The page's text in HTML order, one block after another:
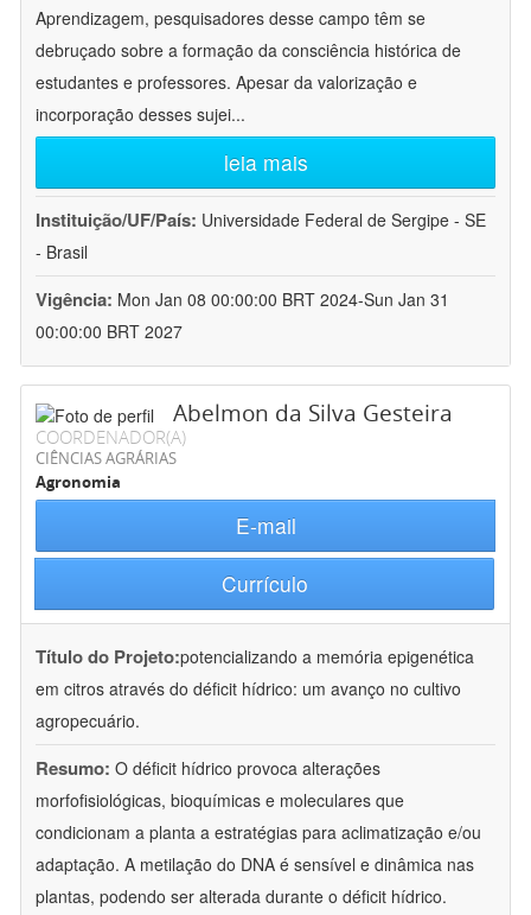
Aprendizagem, pesquisadores desse campo têm se
debruçado sobre a formação da consciência histórica de
estudantes e professores. Apesar da valorização e
incorporação desses sujei...
leia mais
Instituição/UF/País: Universidade Federal de Sergipe - SE
- Brasil
Vigência: Mon Jan 08 00:00:00 BRT 2024-Sun Jan 31
00:00:00 BRT 2027
Abelmon da Silva Gesteira
COORDENADOR(A)
CIÊNCIAS AGRÁRIAS
Agronomia
E-mail
Currículo
Título do Projeto:potencializando a memória epigenética
em citros através do déficit hídrico: um avanço no cultivo
agropecuário.
Resumo: O déficit hídrico provoca alterações
morfofisiológicas, bioquímicas e moleculares que
condicionam a planta a estratégias para aclimatização e/ou
adaptação. A metilação do DNA é sensível e dinâmica nas
plantas, podendo ser alterada durante o déficit hídrico.